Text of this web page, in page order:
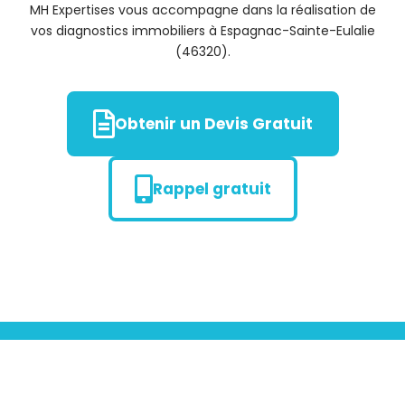
MH Expertises vous accompagne dans la réalisation de
vos diagnostics immobiliers à Espagnac-Sainte-Eulalie
(46320).
Obtenir un Devis Gratuit
Rappel gratuit